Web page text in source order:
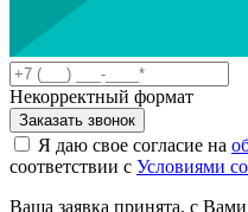
Некорректный формат
Заказать звонок
Я даю свое согласие на
соответствии с Условиями
Ваша заявка принята, с